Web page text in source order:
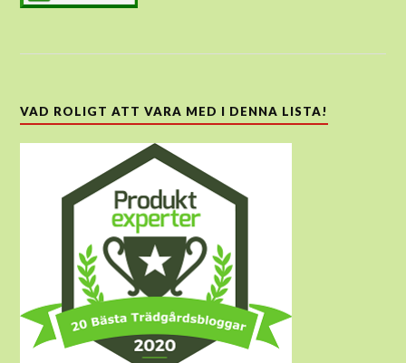
VAD ROLIGT ATT VARA MED I DENNA LISTA!